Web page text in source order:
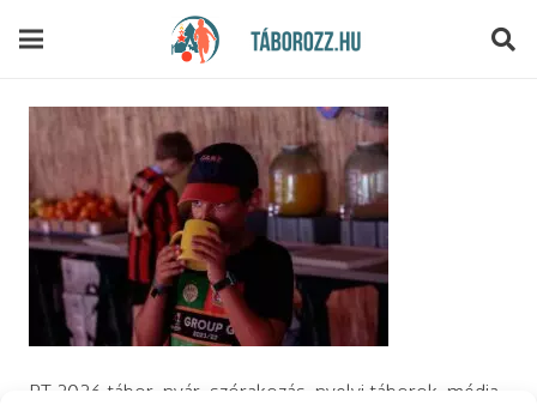
PT 2026 tábor, nyár, szórakozás, nyelvi táborok, média,